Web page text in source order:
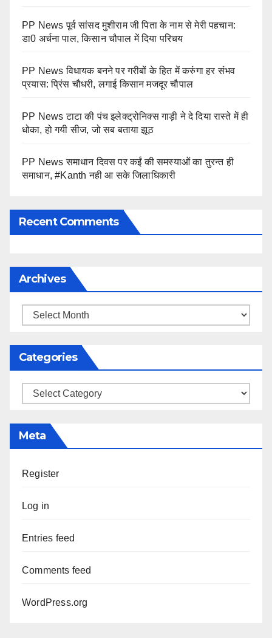
PP News पूर्व सांसद मुशीराम जी पिता के नाम से मेरी पहचान:
डा0 अर्चना पाल, किसान चौपाल में दिया परिचय
PP News विधायक बनने पर गरीबों के हित में करुंगा हर संभव
प्रयास: प्रिंस चौधरी, लगाई किसान मजदूर चौपाल
PP News टाटा की पंच इलेक्ट्रोनिक्स गाड़ी ने दे दिया रास्ते में ही
धोका, हो गयी सीज, जो सब बताया झूठ
PP News समाधान दिवस पर कईं की समस्याओं का तुरन्त ही
समाधान, #Kanth नही आ सके जिलाधिकारी
Recent Comments
Archives
Archives
Categories
Categories
Meta
Register
Log in
Entries feed
Comments feed
WordPress.org